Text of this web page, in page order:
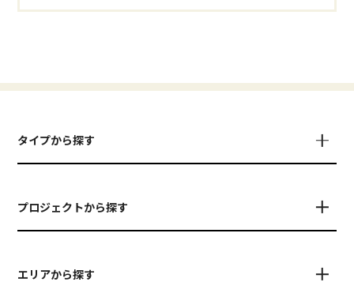
タイプから探す
プロジェクトから探す
エリアから探す